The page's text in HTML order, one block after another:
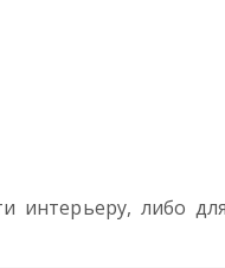
интерьеру, либо для